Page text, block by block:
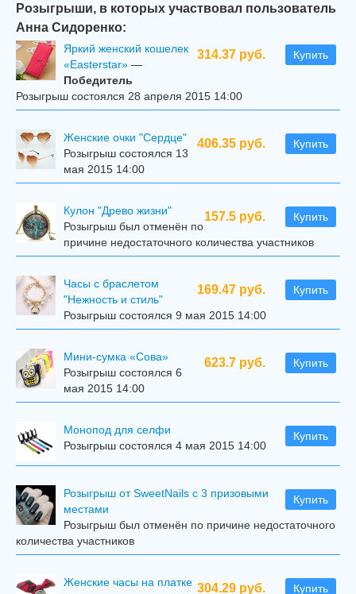
Розыгрыши, в которых участвовал пользователь
Анна Сидоренко:
314.37 руб. Купить
Яркий женский кошелек
«Easterstar» —
Победитель
Розыгрыш состоялся 28 апреля 2015 14:00
406.35 руб. Купить
Женские очки "Сердце"
Розыгрыш состоялся 13
мая 2015 14:00
157.5 руб. Купить
Кулон "Древо жизни"
Розыгрыш был отменён по
причине недостаточного количества участников
169.47 руб. Купить
Часы с браслетом
"Нежность и стиль"
Розыгрыш состоялся 9 мая 2015 14:00
623.7 руб. Купить
Мини-сумка «Сова»
Розыгрыш состоялся 6
мая 2015 14:00
Купить
Mонопод для селфи
Розыгрыш состоялся 4 мая 2015 14:00
Купить
Розыгрыш от SweetNails с 3 призовыми
местами
Розыгрыш был отменён по причине недостаточного
количества участников
304.29 руб. Купить
Женские часы на платке